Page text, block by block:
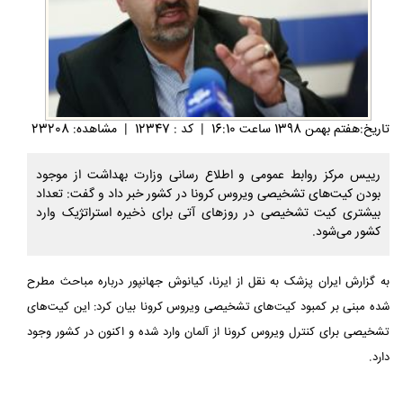
تاريخ:هفتم بهمن 1398 ساعت 16:10 | کد : 12347 | مشاهده: 23208
رییس مرکز روابط عمومی و اطلاع رسانی وزارت بهداشت از موجود
بودن کیت‌های تشخیصی ویروس کرونا در کشور خبر داد و گفت: تعداد
بیشتری کیت تشخیصی در روزهای آتی برای ذخیره استراتژیک وارد
کشور می‌شود.
به گزارش ایران پزشک به نقل از ایرنا، کیانوش جهانپور درباره مباحث مطرح
شده مبنی بر کمبود کیت‌های تشخیصی ویروس کرونا بیان کرد: این کیت‌های
تشخیصی برای کنترل ویروس کرونا از آلمان وارد شده و اکنون در کشور وجود
دارد.